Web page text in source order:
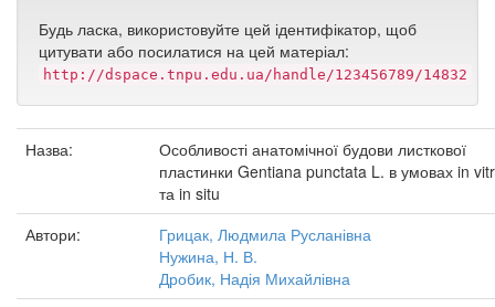
Будь ласка, використовуйте цей ідентифікатор, щоб
цитувати або посилатися на цей матеріал:
http://dspace.tnpu.edu.ua/handle/123456789/14832
Назва:
Особливості анатомічної будови листкової
пластинки Gentiana punctata L. в умовах in
та in situ
Автори:
Грицак, Людмила Русланівна
Нужина, Н. В.
Дробик, Надія Михайлівна